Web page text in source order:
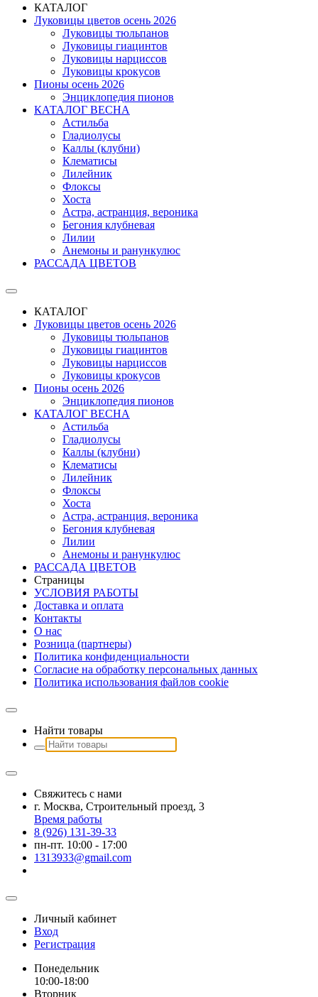
КАТАЛОГ
Луковицы цветов осень 2026
Луковицы тюльпанов
Луковицы гиацинтов
Луковицы нарциссов
Луковицы крокусов
Пионы осень 2026
Энциклопедия пионов
КАТАЛОГ ВЕСНА
Астильба
Гладиолусы
Каллы (клубни)
Клематисы
Лилейник
Флоксы
Хоста
Астра, астранция, вероника
Бегония клубневая
Лилии
Анемоны и ранункулюс
РАССАДА ЦВЕТОВ
КАТАЛОГ
Луковицы цветов осень 2026
Луковицы тюльпанов
Луковицы гиацинтов
Луковицы нарциссов
Луковицы крокусов
Пионы осень 2026
Энциклопедия пионов
КАТАЛОГ ВЕСНА
Астильба
Гладиолусы
Каллы (клубни)
Клематисы
Лилейник
Флоксы
Хоста
Астра, астранция, вероника
Бегония клубневая
Лилии
Анемоны и ранункулюс
РАССАДА ЦВЕТОВ
Страницы
УСЛОВИЯ РАБОТЫ
Доставка и оплата
Контакты
О наc
Розница (партнеры)
Политика конфиденциальности
Согласие на обработку персональных данных
Политика использования файлов сookie
Найти товары
Свяжитесь с нами
г. Москва, Строительный проезд, 3
Время работы
8 (926) 131-39-33
пн-пт. 10:00 - 17:00
1313933@gmail.com
Личный кабинет
Вход
Регистрация
Понедельник
10:00-18:00
Вторник